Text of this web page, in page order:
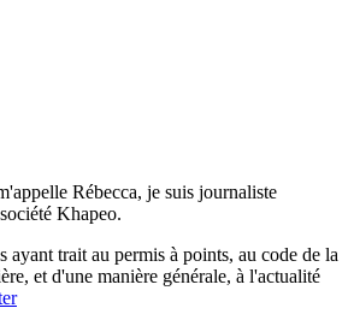
Rébecca, je suis journaliste
Khapeo.
ayant trait au permis à points, au code de la
et d'une manière générale, à l'actualité